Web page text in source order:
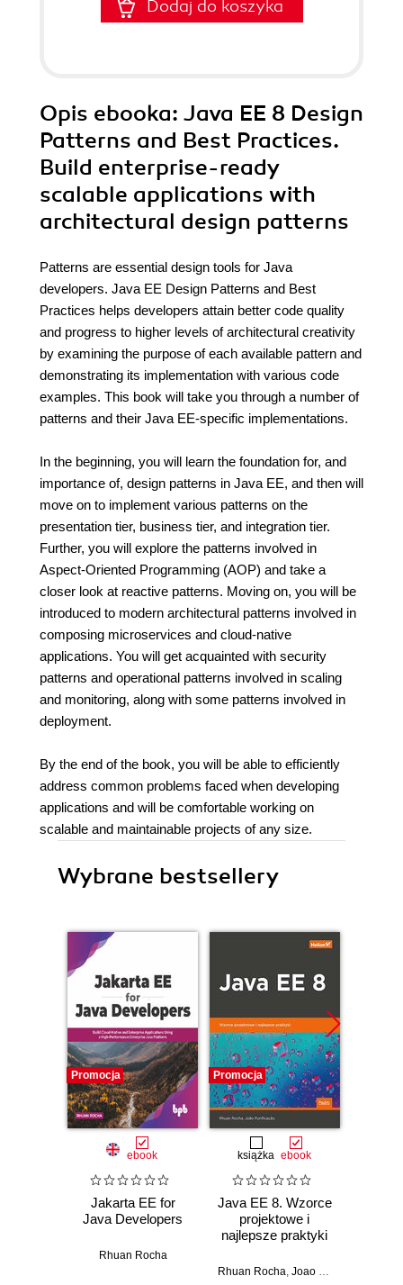
Dodaj do koszyka
Opis ebooka: Java EE 8 Design
Patterns and Best Practices.
Build enterprise-ready
scalable applications with
architectural design patterns
Patterns are essential design tools for Java
developers. Java EE Design Patterns and Best
Practices helps developers attain better code quality
and progress to higher levels of architectural creativity
by examining the purpose of each available pattern and
demonstrating its implementation with various code
examples. This book will take you through a number of
patterns and their Java EE-specific implementations.
In the beginning, you will learn the foundation for, and
importance of, design patterns in Java EE, and then will
move on to implement various patterns on the
presentation tier, business tier, and integration tier.
Further, you will explore the patterns involved in
Aspect-Oriented Programming (AOP) and take a
closer look at reactive patterns. Moving on, you will be
introduced to modern architectural patterns involved in
composing microservices and cloud-native
applications. You will get acquainted with security
patterns and operational patterns involved in scaling
and monitoring, along with some patterns involved in
deployment.
By the end of the book, you will be able to efficiently
address common problems faced when developing
applications and will be comfortable working on
scalable and maintainable projects of any size.
Wybrane bestsellery
Promocja
ebook
Jakarta EE for
Java Developers
Rhuan Rocha
Promocja
książka ebook
Java EE 8. Wzorce
projektowe i
najlepsze praktyki
Rhuan Rocha, Joao Purificacao